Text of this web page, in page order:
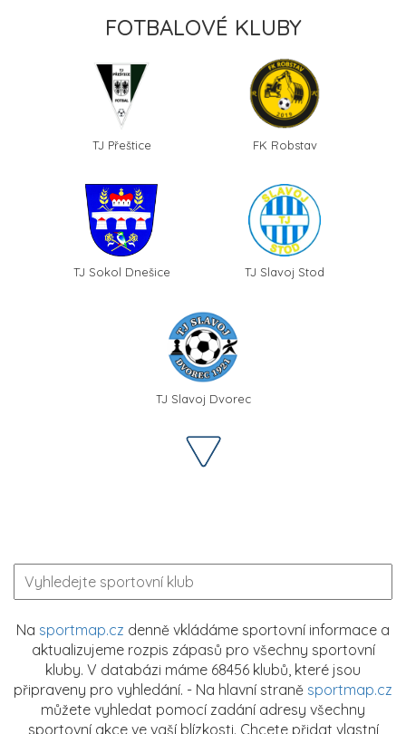
FOTBALOVÉ KLUBY
TJ Přeštice FK Robstav
TJ Sokol Dnešice TJ Slavoj Stod
TJ Slavoj Dvorec
Na sportmap.cz denně vkládáme sportovní informace a
aktualizujeme rozpis zápasů pro všechny sportovní
kluby. V databázi máme 68456 klubů, které jsou
připraveny pro vyhledání. - Na hlavní straně sportmap.cz
můžete vyhledat pomocí zadání adresy všechny
sportovní akce ve vaší blízkosti. Chcete přidat vlastní